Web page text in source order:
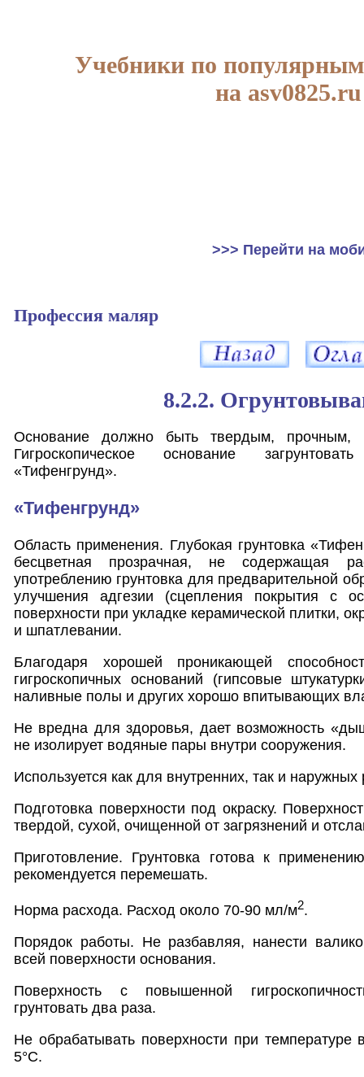
Учебники по
на asv0825.ru
>>> Перейти на
Профессия маляр
8.2.2.
Основание должно быть твердым, прочным,
Гигроскопическое основание
«Тифенгрунд».
«Тифенгрунд»
Область применения. Глубокая грунтовка
бесцветная прозрачная, не содержащая
употреблению грунтовка для предварительной
улучшения адгезии (сцепления покрытия с
поверхности при укладке керамической плитки,
и шпатлевании.
Благодаря хорошей проникающей
гигроскопичных оснований (гипсовые
наливные полы и других хорошо впитывающих
Не вредна для здоровья, дает возможность
не изолирует водяные пары внутри сооружения.
Используется как для внутренних, так и наружных
Подготовка поверхности под окраску.
твердой, сухой, очищенной от загрязнений и
Приготовление. Грунтовка готова к
рекомендуется перемешать.
Норма расхода. Расход около 70-90 мл/м2.
Порядок работы. Не разбавляя, нанести
всей поверхности основания.
Поверхность с повышенной
грунтовать два раза.
Не обрабатывать поверхности при температуре
5°С.